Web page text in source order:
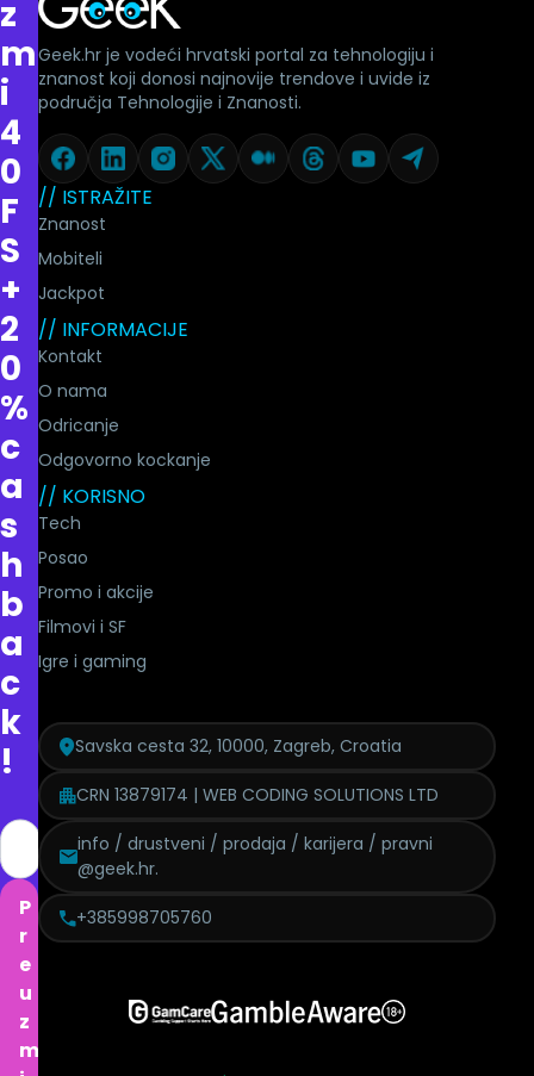
z
m
i
4
0
F
S
+
2
0
%
c
a
s
h
b
a
c
k
!
P
r
e
u
z
m
// ISTRAŽITE
Znanost
Mobiteli
Jackpot
// INFORMACIJE
Kontakt
O nama
Odricanje
Odgovorno kockanje
// KORISNO
Tech
Posao
Promo i akcije
Filmovi i SF
Igre i gaming
Geek.hr je vodeći hrvatski portal za tehnologiju i
znanost koji donosi najnovije trendove i uvide iz
područja Tehnologije i Znanosti.
Savska cesta 32, 10000, Zagreb, Croatia
CRN 13879174 | WEB CODING SOLUTIONS LTD
info / drustveni / prodaja / karijera / pravni
@geek.hr.
+385998705760